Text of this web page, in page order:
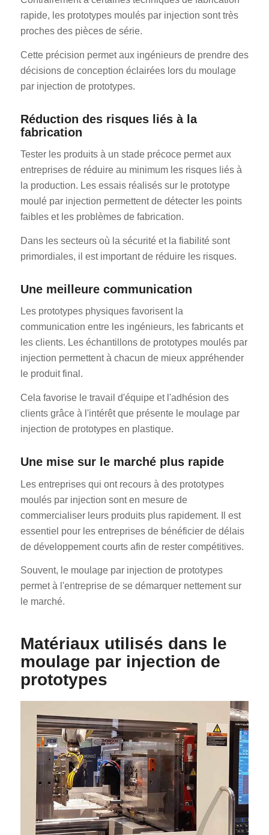
rapide, les prototypes moulés par injection sont très
proches des pièces de série.
Cette précision permet aux ingénieurs de prendre des
décisions de conception éclairées lors du moulage
par injection de prototypes.
Réduction des risques liés à la
fabrication
Tester les produits à un stade précoce permet aux
entreprises de réduire au minimum les risques liés à
la production. Les essais réalisés sur le prototype
moulé par injection permettent de détecter les points
faibles et les problèmes de fabrication.
Dans les secteurs où la sécurité et la fiabilité sont
primordiales, il est important de réduire les risques.
Une meilleure communication
Les prototypes physiques favorisent la
communication entre les ingénieurs, les fabricants et
les clients. Les échantillons de prototypes moulés par
injection permettent à chacun de mieux appréhender
le produit final.
Cela favorise le travail d'équipe et l'adhésion des
clients grâce à l'intérêt que présente le moulage par
injection de prototypes en plastique.
Une mise sur le marché plus rapide
Les entreprises qui ont recours à des prototypes
moulés par injection sont en mesure de
commercialiser leurs produits plus rapidement. Il est
essentiel pour les entreprises de bénéficier de délais
de développement courts afin de rester compétitives.
Souvent, le moulage par injection de prototypes
permet à l'entreprise de se démarquer nettement sur
le marché.
Matériaux utilisés dans le
moulage par injection de
prototypes